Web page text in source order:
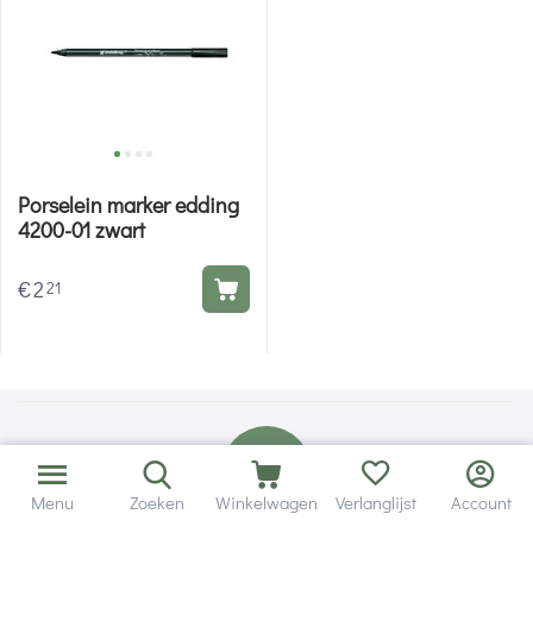
Porselein marker edding
4200-01 zwart
€221
Menu Zoeken Winkelwagen Verlanglijst Account